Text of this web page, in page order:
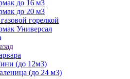
до 16 м3
до 20 м3
горелкой
Универсал
(до 12м3)
(до 24 м3)